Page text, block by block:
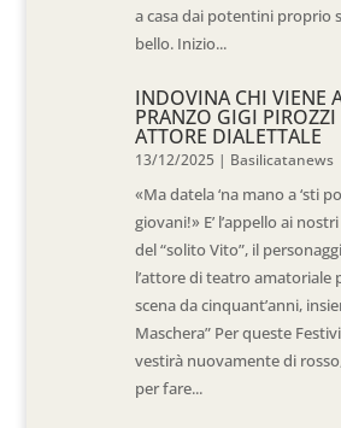
a casa dai potentini proprio
bello. Inizio...
INDOVINA CHI VIENE
PRANZO GIGI PIROZZI
ATTORE DIALETTALE
13/12/2025 | Basilicatanews
«Ma datela ‘na mano a ‘sti
giovani!» E’ l’appello ai
del “solito Vito”, il
l’attore di teatro amatoriale
scena da cinquant’anni,
Maschera” Per queste
vestirà nuovamente di
per fare...